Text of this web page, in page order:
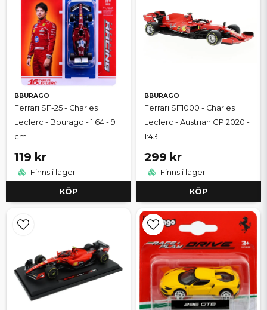
BBURAGO
Ferrari SF-25 - Charles
Leclerc - Bburago - 1:64 - 9
cm
119 kr
Finns i lager
KÖP
BBURAGO
Ferrari SF1000 - Charles
Leclerc - Austrian GP 2020 -
1:43
299 kr
Finns i lager
KÖP